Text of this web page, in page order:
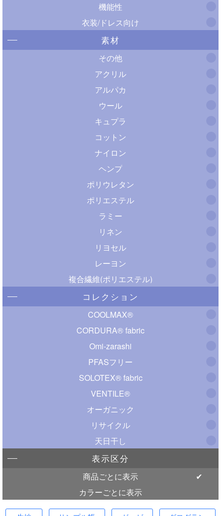
機能性
衣装/ドレス向け
素材
その他
アクリル
アルパカ
ウール
キュプラ
コットン
ナイロン
ヘンプ
ポリウレタン
ポリエステル
ラミー
リネン
リヨセル
レーヨン
複合繊維(ポリエステル)
コレクション
COOLMAX®
CORDURA® fabric
Omi-zarashi
PFASフリー
SOLOTEX® fabric
VENTILE®
オーガニック
リサイクル
天日干し
表示区分
商品ごとに表示
カラーごとに表示